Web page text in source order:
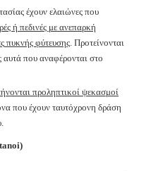
έχουν ελαιώνες που
ή πεδινές με ανεπαρκή
πυκνής φύτευσης. Προτείνονται
αυτά που αναφέρονται στο
προληπτικοί ψεκασμοί
που έχουν ταυτόχρονη δράση